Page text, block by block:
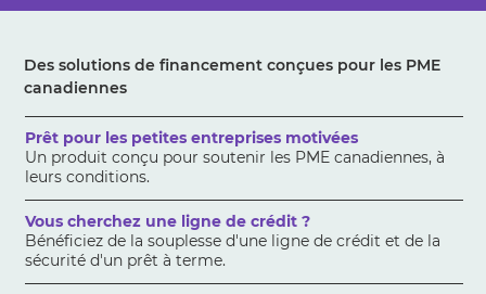
Des solutions de financement conçues pour les PME
canadiennes
Prêt pour les petites entreprises motivées
Un produit conçu pour soutenir les PME canadiennes, à
leurs conditions.
Vous cherchez une ligne de crédit ?
Bénéficiez de la souplesse d'une ligne de crédit et de la
sécurité d'un prêt à terme.